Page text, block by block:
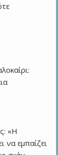
«Η
να εμπαίζει